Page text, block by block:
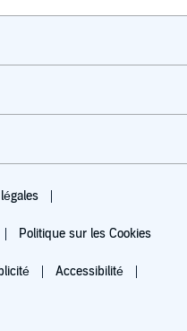
Politique sur les Cookies
Accessibilité